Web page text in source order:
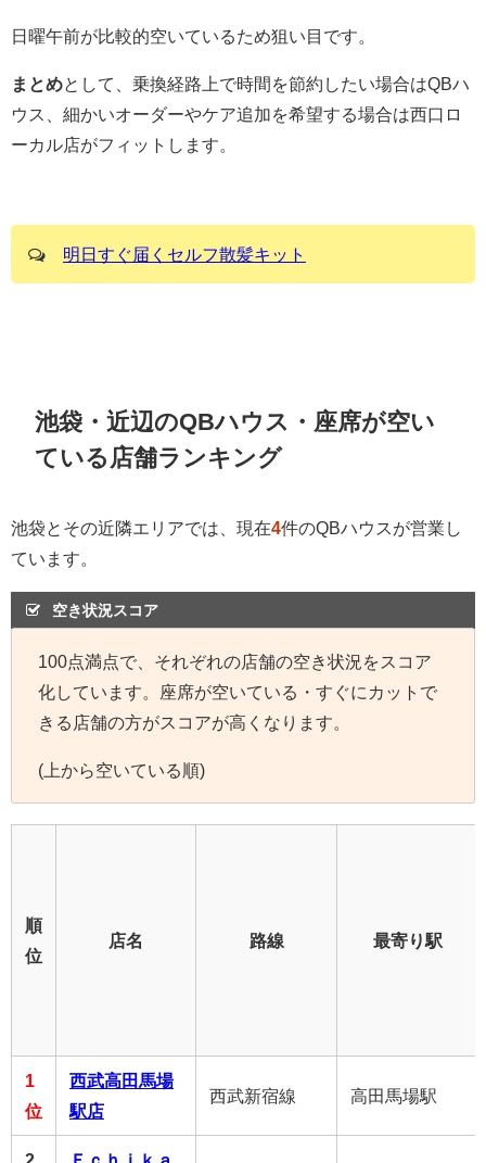
日曜午前が比較的空いているため狙い目です。
まとめとして、乗換経路上で時間を節約したい場合はQBハ
ウス、細かいオーダーやケア追加を希望する場合は西口ロ
ーカル店がフィットします。
明日すぐ届くセルフ散髪キット
池袋・近辺のQBハウス・座席が空い
ている店舗ランキング
池袋とその近隣エリアでは、現在4件のQBハウスが営業し
ています。
空き状況スコア
100点満点で、それぞれの店舗の空き状況をスコア
化しています。座席が空いている・すぐにカットで
きる店舗の方がスコアが高くなります。
(上から空いている順)
順
位
店名 路線 最寄り駅
1
位
西武高田馬場
駅店
西武新宿線 高田馬場駅